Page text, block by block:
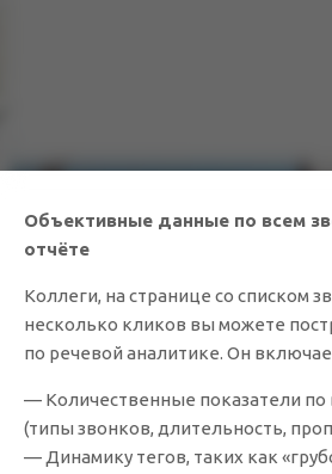
Объективные данные по всем
отчёте
Коллеги, на странице со списком
несколько кликов вы можете
по речевой аналитике. Он
— Количественные показатели
(типы звонков, длительность,
— Динамику тегов, таких как